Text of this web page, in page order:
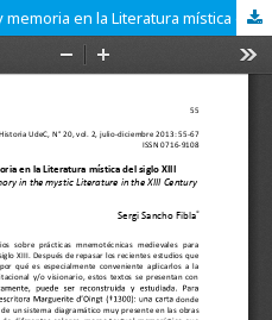
De árboles y libros. Creación y memoria en la Literatura mística del siglo XIII